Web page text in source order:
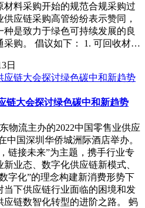
材料采购开始的规范合规采购过
应链采购高管纷纷表示赞同，
是致力于绿色可持续发展的良
采购。 倡议如下： 1. 可回收材…
日
链大会探讨绿色碳中和新趋势
物流主办的2022中国零售业供应
中国深圳华侨城洲际酒店举办。
链接未来”为主题，携手行业专
业态、数字化供应链新模式、
字化”的理念构建新消费形势下
当下供应链行业面临的困境和发
应链数智化转型的进阶之路。 蚂